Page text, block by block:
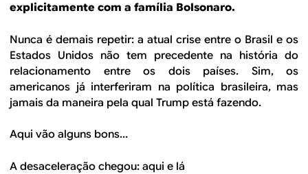
explicitamente com a família Bolsonaro.
Nunca é demais repetir: a atual crise entre o Brasil e os
Estados Unidos não tem precedente na história do
relacionamento entre os dois países. Sim, os
americanos já interferiram na política brasileira, mas
jamais da maneira pela qual Trump está fazendo.
Aqui vão alguns bons...
A desaceleração chegou: aqui e lá